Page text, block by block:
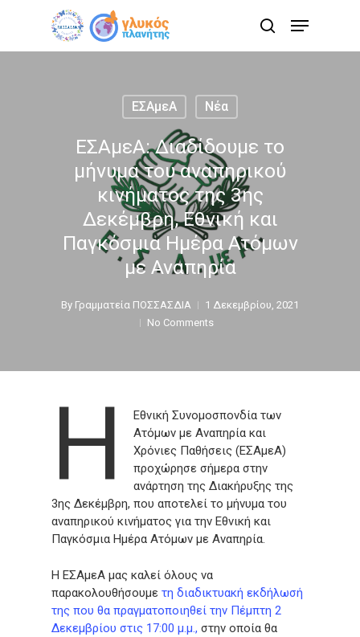
search
Menu
ΕΣΑμεΑ Νέα
ΕΣΑμεΑ: Διαδίδουμε το
μήνυμα του αναπηρικού
κινήματος της 3ης
Δεκέμβρη, Εθνική και
Παγκόσμια Ημέρα Ατόμων
με Αναπηρία
By Γραμματεία ΠΟΣΣΑΣΔΙΑ
1 Δεκεμβρίου, 2021
No Comments
Η
Εθνική Συνομοσπονδία των
Ατόμων με Αναπηρία και
Χρόνιες Παθήσεις (ΕΣΑμεΑ)
προχώρησε σήμερα στην
ανάρτηση της Διακήρυξης της
3ης Δεκέμβρη, που αποτελεί το μήνυμα του
αναπηρικού κινήματος για την Εθνική και
Παγκόσμια Ημέρα Ατόμων με Αναπηρία.
Η ΕΣΑμεΑ μας καλεί όλους να
παρακολουθήσουμε τη διαδικτυακή εκδήλωσή
της που θα πραγματοποιηθεί την Πέμπτη 2
Δεκεμβρίου στις 17:00 μ.μ., στην οποία θα